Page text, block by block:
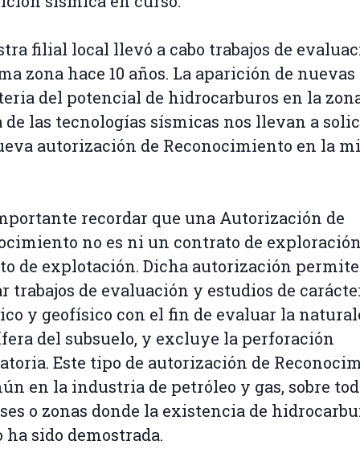
filial local llevó a cabo trabajos de
zona hace 10 años. La aparición de nuevas
del potencial de hidrocarburos en la
de las tecnologías sísmicas nos llevan a
autorización de Reconocimiento en la
recordar que una Autorización de
no es ni un contrato de
de explotación. Dicha autorización permite
trabajos de evaluación y estudios de
y geofísico con el fin de evaluar la
del subsuelo, y excluye la perforación
Este tipo de autorización de
en la industria de petróleo y gas, sobre
o zonas donde la existencia de
ha sido demostrada.